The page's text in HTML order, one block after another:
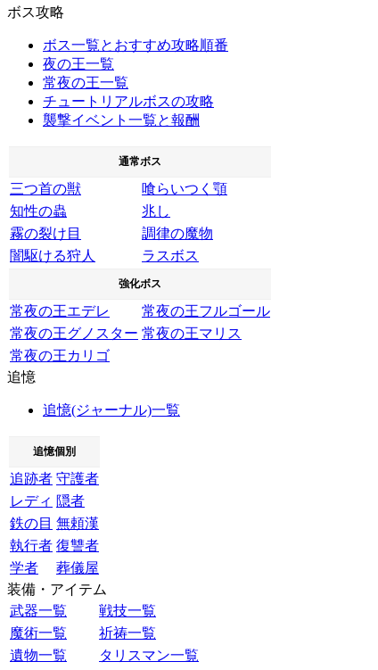
ボス攻略
ボス一覧とおすすめ攻略順番
夜の王一覧
常夜の王一覧
チュートリアルボスの攻略
襲撃イベント一覧と報酬
通常ボス
三つ首の獣
喰らいつく顎
知性の蟲
兆し
霧の裂け目
調律の魔物
闇駆ける狩人
ラスボス
強化ボス
常夜の王エデレ
常夜の王フルゴール
常夜の王グノスター 常夜の王マリス
常夜の王カリゴ
追憶
追憶(ジャーナル)一覧
追憶個別
追跡者 守護者
レディ 隠者
鉄の目 無頼漢
執行者 復讐者
学者
葬儀屋
装備・アイテム
武器一覧
戦技一覧
魔術一覧
祈祷一覧
遺物一覧
タリスマン一覧